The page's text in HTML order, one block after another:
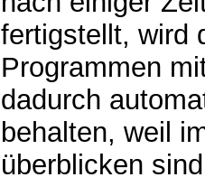
fertigstellt, wird
Programmen
dadurch
behalten, weil
überblicken